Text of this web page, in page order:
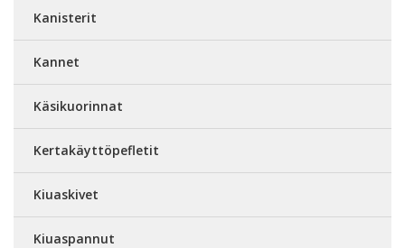
Kanisterit
Kannet
Käsikuorinnat
Kertakäyttöpefletit
Kiuaskivet
Kiuaspannut